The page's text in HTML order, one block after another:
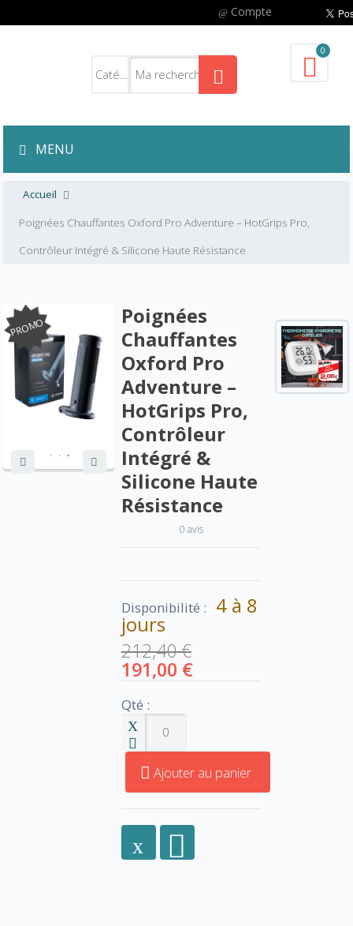
Compte
0
MENU
Accueil
Poignées Chauffantes Oxford Pro Adventure – HotGrips Pro,
Contrôleur Intégré & Silicone Haute Résistance
PROMO
Poignées
Chauffantes
Oxford Pro
Adventure –
HotGrips Pro,
Contrôleur
Intégré &
Silicone Haute
Résistance
0 avis
Disponibilité : 4 à 8
jours
212,40 €
191,00 €
Qté :
Ajouter au panier